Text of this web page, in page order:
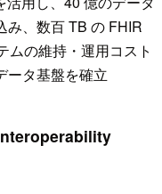
み、数百 TB の FHIR
ムの維持・運用コスト
ータ基盤を確立